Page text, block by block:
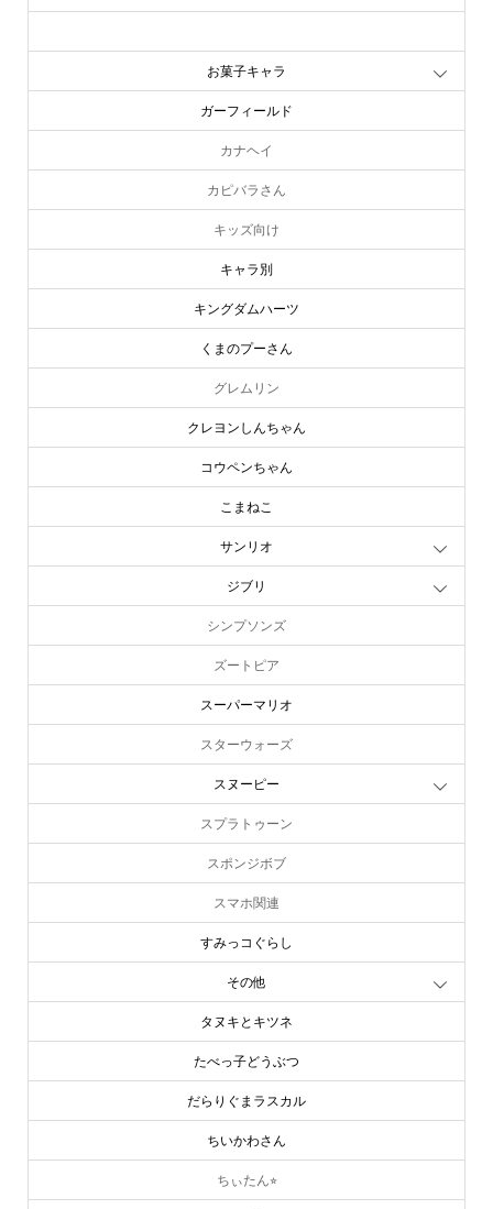
お菓子キャラ
ガーフィールド
カナヘイ
カピバラさん
キッズ向け
キャラ別
キングダムハーツ
くまのプーさん
グレムリン
クレヨンしんちゃん
コウペンちゃん
こまねこ
サンリオ
ジブリ
シンプソンズ
ズートピア
スーパーマリオ
スターウォーズ
スヌーピー
スプラトゥーン
スポンジボブ
スマホ関連
すみっコぐらし
その他
タヌキとキツネ
たべっ子どうぶつ
だらりぐまラスカル
ちいかわさん
ちぃたん⭐︎